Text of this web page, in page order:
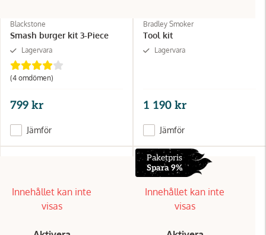
Blackstone
Smash burger kit 3-Piece
Lagervara
(4 omdömen)
799 kr
Jämför
Bradley Smoker
Tool kit
Lagervara
1 190 kr
Jämför
Innehållet kan inte
visas
Paketpris
Spara 9%
Innehållet kan inte
visas